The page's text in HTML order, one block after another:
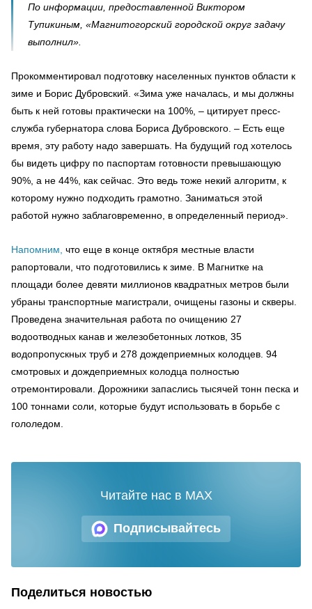
По информации, предоставленной Виктором
Тупикиным, «Магнитогорский городской округ задачу
выполнил».
Прокомментировал подготовку населенных пунктов области к
зиме и Борис Дубровский. «Зима уже началась, и мы должны
быть к ней готовы практически на 100%, – цитирует пресс-
служба губернатора слова Бориса Дубровского. – Есть еще
время, эту работу надо завершать. На будущий год хотелось
бы видеть цифру по паспортам готовности превышающую
90%, а не 44%, как сейчас. Это ведь тоже некий алгоритм, к
которому нужно подходить грамотно. Заниматься этой
работой нужно заблаговременно, в определенный период».
Напомним, что еще в конце октября местные власти
рапортовали, что подготовились к зиме. В Магнитке на
площади более девяти миллионов квадратных метров были
убраны транспортные магистрали, очищены газоны и скверы.
Проведена значительная работа по очищению 27
водоотводных канав и железобетонных лотков, 35
водопропускных труб и 278 дождеприемных колодцев. 94
смотровых и дождеприемных колодца полностью
отремонтировали. Дорожники запаслись тысячей тонн песка и
100 тоннами соли, которые будут использовать в борьбе с
гололедом.
Подписывайтесь
Читайте нас в MAX
Поделиться новостью